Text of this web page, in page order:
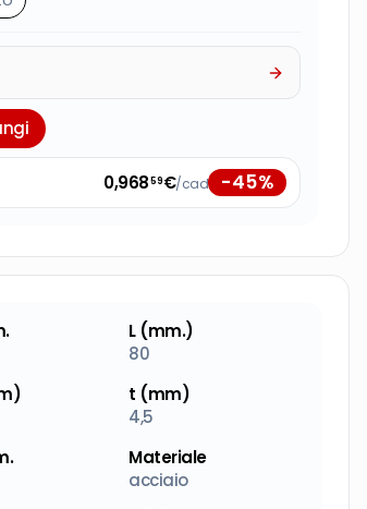
0,96859€/cad -45%
L (mm.)
80
t (mm)
4,5
Materiale
acciaio